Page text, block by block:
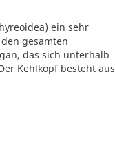
ein sehr
gesamten
das sich unterhalb
Kehlkopf besteht aus